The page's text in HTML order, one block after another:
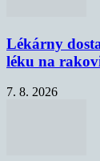
Lékárny
léku na
7. 8. 2026